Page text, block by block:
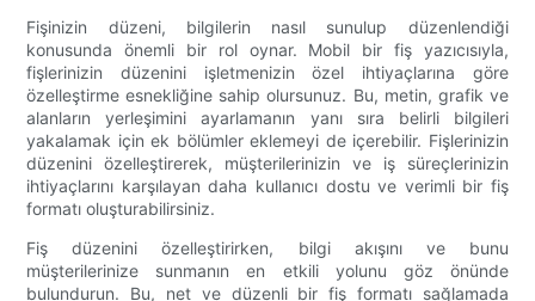
Fişinizin düzeni, bilgilerin nasıl sunulup düzenlendiği
konusunda önemli bir rol oynar. Mobil bir fiş yazıcısıyla,
fişlerinizin düzenini işletmenizin özel ihtiyaçlarına göre
özelleştirme esnekliğine sahip olursunuz. Bu, metin, grafik ve
alanların yerleşimini ayarlamanın yanı sıra belirli bilgileri
yakalamak için ek bölümler eklemeyi de içerebilir. Fişlerinizin
düzenini özelleştirerek, müşterilerinizin ve iş süreçlerinizin
ihtiyaçlarını karşılayan daha kullanıcı dostu ve verimli bir fiş
formatı oluşturabilirsiniz.
Fiş düzenini özelleştirirken, bilgi akışını ve bunu
müşterilerinize sunmanın en etkili yolunu göz önünde
bulundurun. Bu, net ve düzenli bir fiş formatı sağlamada